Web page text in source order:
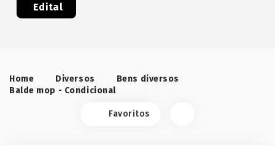
Edital
Home Diversos
Bens diversos
Balde mop - Condicional
Favoritos